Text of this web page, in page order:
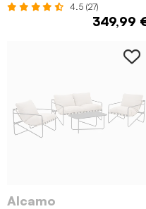
4.5 (27)
349,99
Alcamo